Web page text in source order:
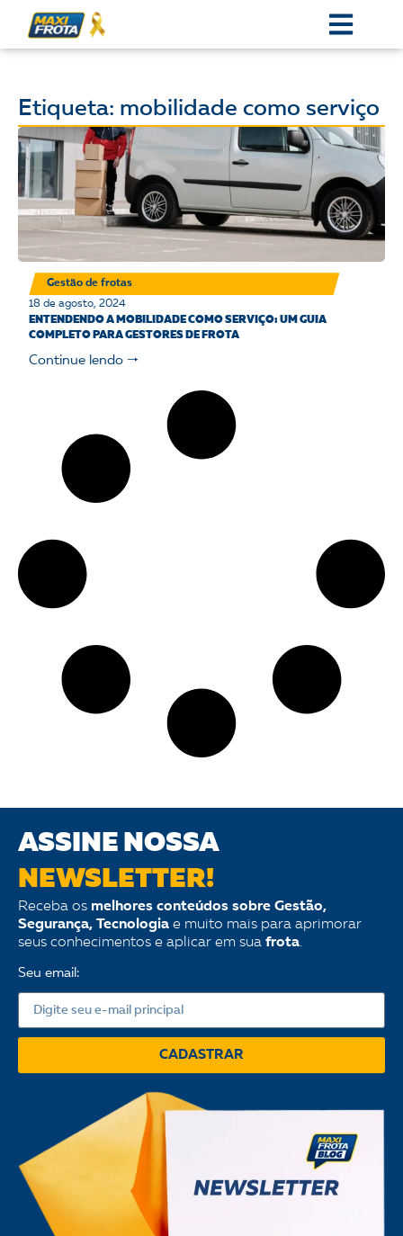
Etiqueta: mobilidade como serviço
Gestão de frotas
18 de agosto, 2024
ENTENDENDO A MOBILIDADE COMO SERVIÇO: UM GUIA
COMPLETO PARA GESTORES DE FROTA
Continue lendo 🠒
ASSINE NOSSA
NEWSLETTER!
Receba os melhores conteúdos sobre Gestão,
Segurança, Tecnologia e muito mais para aprimorar
seus conhecimentos e aplicar em sua frota.
Seu email:
CADASTRAR